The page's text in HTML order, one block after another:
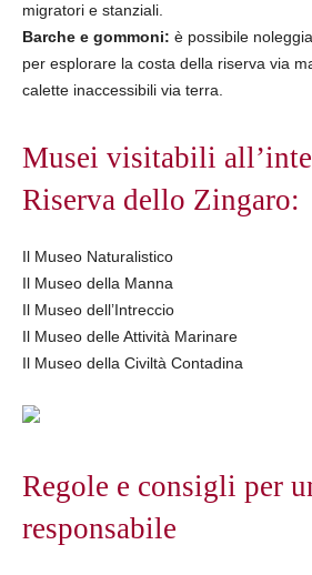
migratori e stanziali.
Barche e gommoni: è possibile
per esplorare la costa della riserva via
calette inaccessibili via terra.
Musei visitabili
Riserva dello Zingaro:
Il Museo Naturalistico
Il Museo della Manna
Il Museo dell’Intreccio
Il Museo delle Attività Marinare
Il Museo della Civiltà Contadina
Regole e consigli per
responsabile